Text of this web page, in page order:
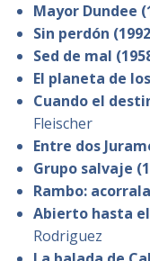
Mayor Dundee
Sin perdón
Sed de mal
El planeta de
Cuando el
Fleischer
Entre dos
Grupo salvaje
Rambo:
Abierto hasta
Rodriguez